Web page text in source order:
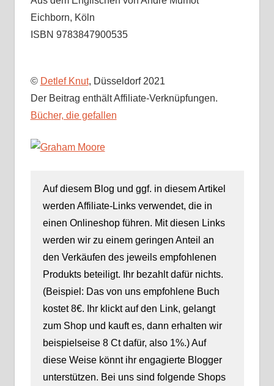
Eichborn, Köln
ISBN 9783847900535
© Detlef Knut, Düsseldorf 2021
Der Beitrag enthält Affiliate-Verknüpfungen.
Bücher, die gefallen
Auf diesem Blog und ggf. in diesem Artikel
werden Affiliate-Links verwendet, die in
einen Onlineshop führen. Mit diesen Links
werden wir zu einem geringen Anteil an
den Verkäufen des jeweils empfohlenen
Produkts beteiligt. Ihr bezahlt dafür nichts.
(Beispiel: Das von uns empfohlene Buch
kostet 8€. Ihr klickt auf den Link, gelangt
zum Shop und kauft es, dann erhalten wir
beispielseise 8 Ct dafür, also 1%.) Auf
diese Weise könnt ihr engagierte Blogger
unterstützen. Bei uns sind folgende Shops